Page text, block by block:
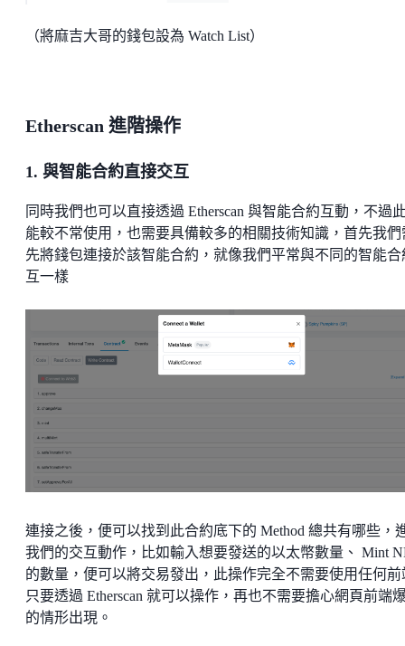
（將麻吉大哥的錢包設為 Watch List）
Etherscan 進階操作
1. 與智能合約直接交互
同時我們也可以直接透過 Etherscan 與智能合約互動，不過
能較不常使用，也需要具備較多的相關技術知識，首先我們
先將錢包連接於該智能合約，就像我們平常與不同的智能合
互一樣
連接之後，便可以找到此合約底下的 Method 總共有哪些，
我們的交互動作，比如輸入想要發送的以太幣數量、 Mint
的數量，便可以將交易發出，此操作完全不需要使用任何前
只要透過 Etherscan 就可以操作，再也不需要擔心網頁前端
的情形出現。